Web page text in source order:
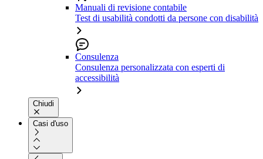
Manuali di revisione contabile
Test di usabilità condotti da persone con disabilità
Consulenza
Consulenza personalizzata con esperti di
accessibilità
Chiudi
Casi d'uso